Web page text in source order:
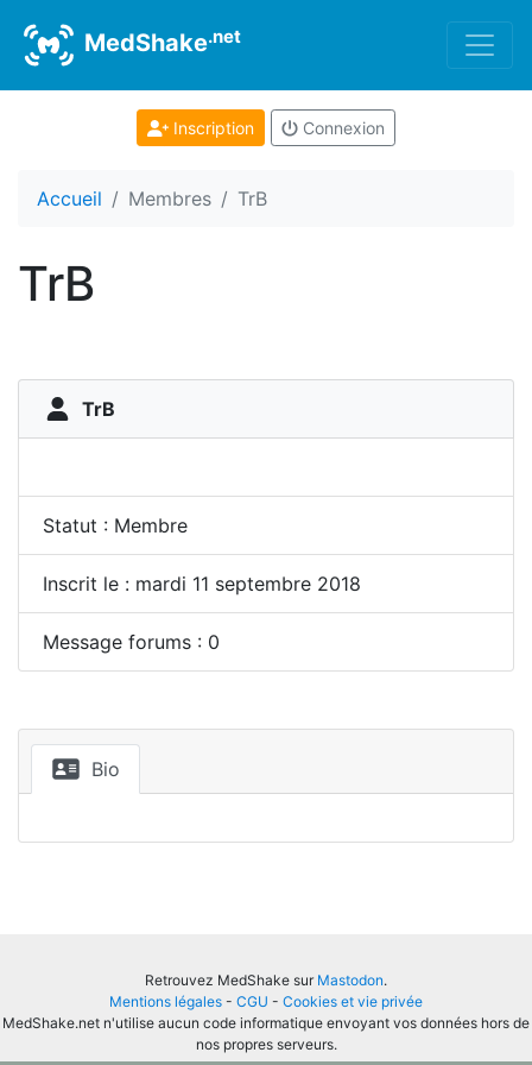
MedShake.net
Inscription Connexion
Accueil Membres TrB
TrB
TrB
Statut : Membre
Inscrit le : mardi 11 septembre 2018
Message forums : 0
Bio
Retrouvez MedShake sur Mastodon.
Mentions légales - CGU - Cookies et vie privée
MedShake.net n'utilise aucun code informatique envoyant vos données hors de
nos propres serveurs.